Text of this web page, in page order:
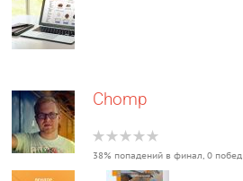
Chomp
38% попадений в финал, 0 побед